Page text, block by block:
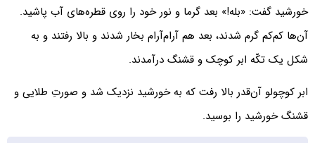
خورشید گفت: «بله!» بعد گرما و نور خود را روی قطره‌های آب پاشید.
آن‌ها کم‌کم گرم شدند، بعد هم آرام‌آرام بخار شدند و بالا رفتند و به
شکل یک تکّه ابر کوچک و قشنگ درآمدند.
ابر کوچولو آن‌قدر بالا رفت که به خورشید نزدیک شد و صورتِ طلایی و
قشنگ خورشید را بوسید.